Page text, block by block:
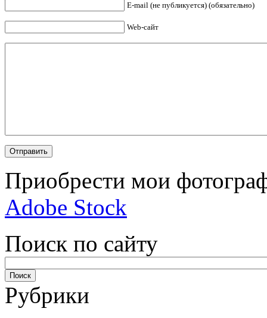
E-mail (не публикуется) (обязательно)
Web-сайт
Приобрести мои
Adobe Stock
Поиск по сайту
Рубрики